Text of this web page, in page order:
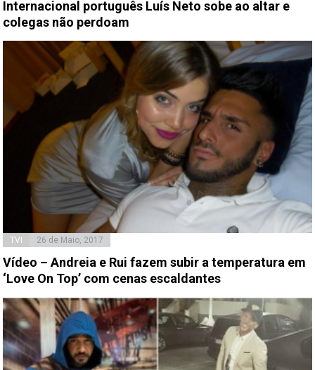
Internacional português Luís Neto sobe ao altar e
colegas não perdoam
TVI 26 de Maio, 2017
Vídeo – Andreia e Rui fazem subir a temperatura em
‘Love On Top’ com cenas escaldantes